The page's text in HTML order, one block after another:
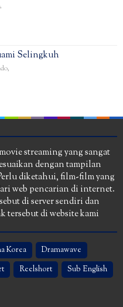
,
Selingkuh
,
streaming yang sangat
dengan tampilan
diketahui, film-film yang
web pencarian di internet.
di server sendiri dan
di website kami
Korea
Dramawave
Reelshort
Sub English